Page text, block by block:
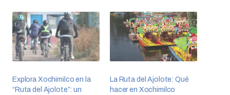
Explora Xochimilco en la
“Ruta del Ajolote”: un
La Ruta del Ajolote: Qué
hacer en Xochimilco